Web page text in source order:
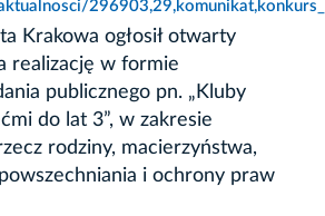
Krakowa ogłosił otwarty
realizację w formie
publicznego pn. „Kluby
do lat 3”, w zakresie
rodziny, macierzyństwa,
i ochrony praw